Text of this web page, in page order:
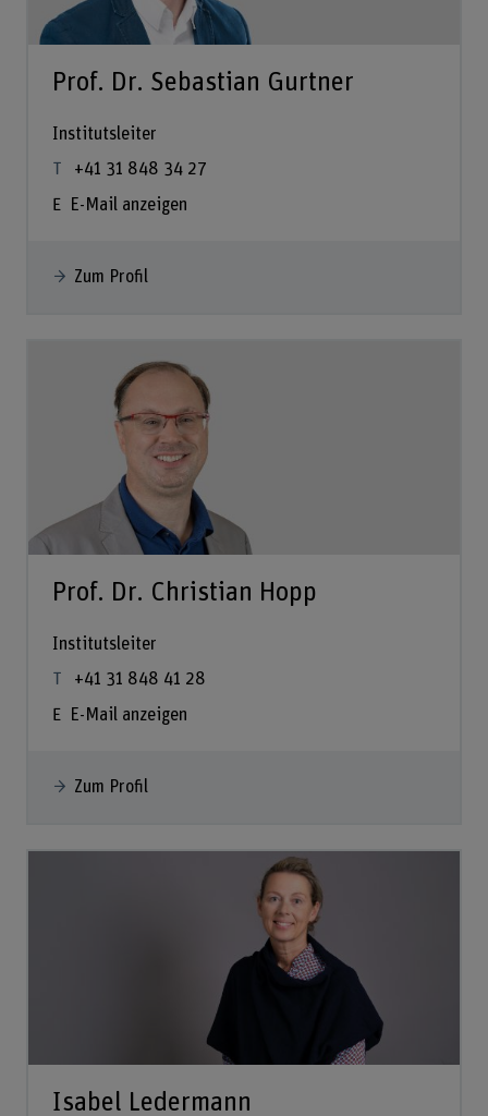
Prof. Dr. Sebastian Gurtner
Institutsleiter
+41 31 848 34 27
E-Mail anzeigen
Zum Profil
Prof. Dr. Christian Hopp
Institutsleiter
+41 31 848 41 28
E-Mail anzeigen
Zum Profil
Isabel Ledermann